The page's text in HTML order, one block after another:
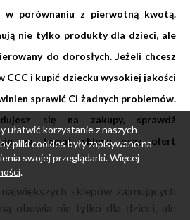
w porównaniu z pierwotną kwotą.
nie tylko produkty dla dzieci, ale
do dorosłych. Jeżeli chcesz
CCC i kupić dziecku wysokiej jakości
sprawić Ci żadnych problemów.
się na zakupy, sprawdź
na temat sklepu oraz ofert
sklepów zajmujących
obuwia nie tylko dla dzieci, ale
ułatwić korzystanie z naszych
pliki cookies były zapisywane na
swojej przeglądarki. Więcej
.